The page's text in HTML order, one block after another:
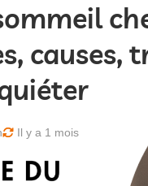
causes,
Il y a 1 mois